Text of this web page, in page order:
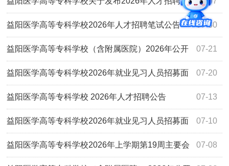
试成绩及面试（试讲、专业能力测试）相关事项的通知07-30
益阳医学高等专科学校2026年人才招聘笔试公告
07-21
益阳医学高等专科学校（含附属医院）2026年公开
招聘事业单位工作人员拟聘用名单公示（第三批） 07-20
益阳医学高等专科学校2026年就业见习人员招募面
试成绩及体检入围人员名单公示 07-13
益阳医学高等专科学校 2026年人才招聘公告
07-10
益阳医学高等专科学校2026年就业见习人员招募面
试公告 07-08
益阳医学高等专科学校2026年上学期第19周主要会